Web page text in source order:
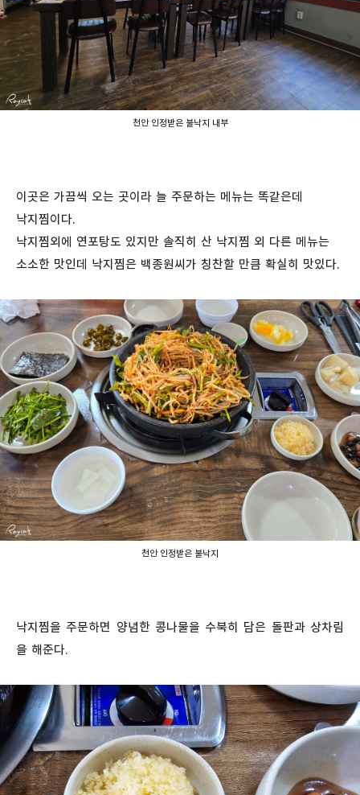
천안 인정받은 불낙지 내부
이곳은 가끔씩 오는 곳이라 늘 주문하는 메뉴는 똑같은데
낙지찜이다.
낙지찜외에 연포탕도 있지만 솔직히 산 낙지찜 외 다른 메뉴는
소소한 맛인데 낙지찜은 백종원씨가 칭찬할 만큼 확실히 맛있다.
천안 인정받은 불낙지
낙지찜을 주문하면 양념한 콩나물을 수북히 담은 돌판과 상차림
을 해준다.